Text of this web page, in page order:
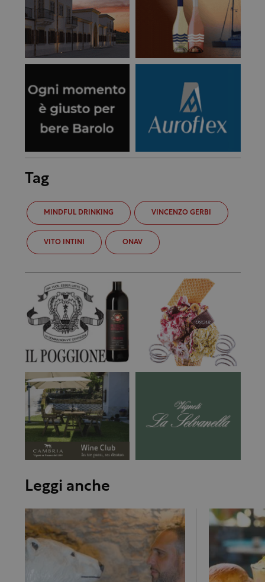
Tag
MINDFUL DRINKING VINCENZO GERBI
VITO INTINI ONAV
Leggi anche